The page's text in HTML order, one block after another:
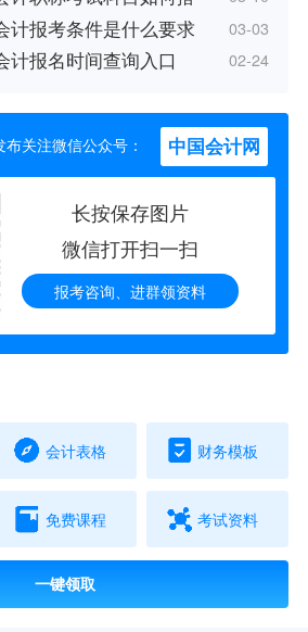
计报考条件是什么要求 03-03
计报名时间查询入口 02-24
关注微信公众号： 中国会计网
长按保存图片
微信打开扫一扫
报考咨询、进群领资料
会计表格 财务模板
免费课程 考试资料
一键领取